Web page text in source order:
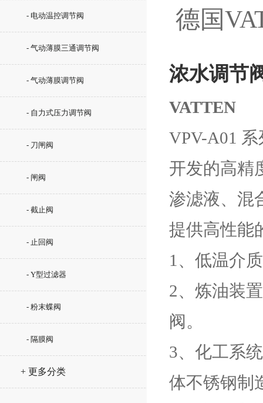
- 电动温控调节阀
- 气动薄膜三通调节阀
- 气动薄膜调节阀
- 自力式压力调节阀
- 刀闸阀
- 闸阀
- 截止阀
- 止回阀
- Y型过滤器
- 粉末蝶阀
- 隔膜阀
+ 更多分类
德国
浓水调节
VATTEN
VPV-A01
开发的高精
渗滤液、混
提供高性能
1、低温介
2、炼油装
阀。
3、化工系
体不锈钢制